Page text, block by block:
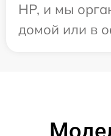
HP, и мы
домой или в